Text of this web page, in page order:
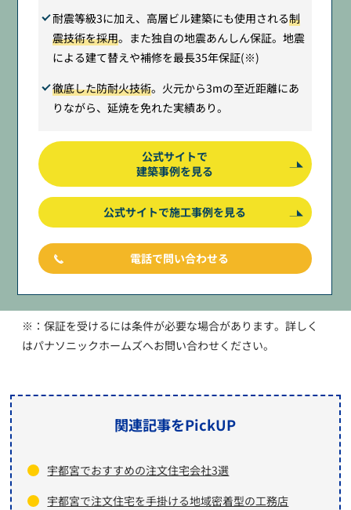
耐震等級3に加え、高層ビル建築にも使用される制
震技術を採用。また独自の地震あんしん保証。地震
による建て替えや補修を最長35年保証(※)
徹底した防耐火技術。火元から3mの至近距離にあ
りながら、延焼を免れた実績あり。
公式サイトで
建築事例を見る
公式サイトで施工事例を見る
電話で問い合わせる
※：保証を受けるには条件が必要な場合があります。詳しく
はパナソニックホームズへお問い合わせください。
関連記事をPickUP
宇都宮でおすすめの注文住宅会社3選
宇都宮で注文住宅を手掛ける地域密着型の工務店